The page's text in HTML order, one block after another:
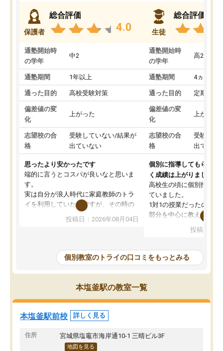
保護者
総合評価
4.0
通塾開始時
の学年
中2
通塾期間 1年以上
通った目的 高校受験対策
偏差値の変
化
上がった
志望校の合
格
受験していない/結果が
出ていない
思ったより安かったです
端的に言うとコスパが良いなと思いま
す。
実は自分が浪人時代に家庭教師のトラ
イを利用していたのですが、その時の
月謝がとても高くトライに良いイメー
ジがありませんでした。
し始めた形です。
しかし、以前とは違い料金がリーズナ
ブルでびっくりしました。
通って1年以上ですが、勉強への取り組
み方が真っすぐに変化（率先して自宅
で復習や予習をする）し成績も向上し
ています。
駅前なので送り迎えが少々負担になっ
ていますが、それを加味しても通って
損はないなと感じています。
投稿日：2026年08月04日
生徒
総合評価
通塾開始時
の学年
高2
通塾期間 4ヵ月～1
通った目的 定期テス
偏差値の変
化
上がった
志望校の合
格
受験して
出ていな
個別に指導してもらえる
く成績は上がりました。
高校生の頃に個別指導の
ていました。
1対1の授業だったので、
部分を中心に教えてもら
わからないところもそ
もらえたので、勉強への
しずつなくなりました。
その結果成績も上がり、
たのを覚えています。
塾だと思います。
投稿日：
個別教室のトライの口コミをもっとみる
本塩釜駅の教室一覧
本塩釜駅前校 詳しく見る
住所 宮城県塩竈市海岸通10-1 三晴ビル3F
地図を見る